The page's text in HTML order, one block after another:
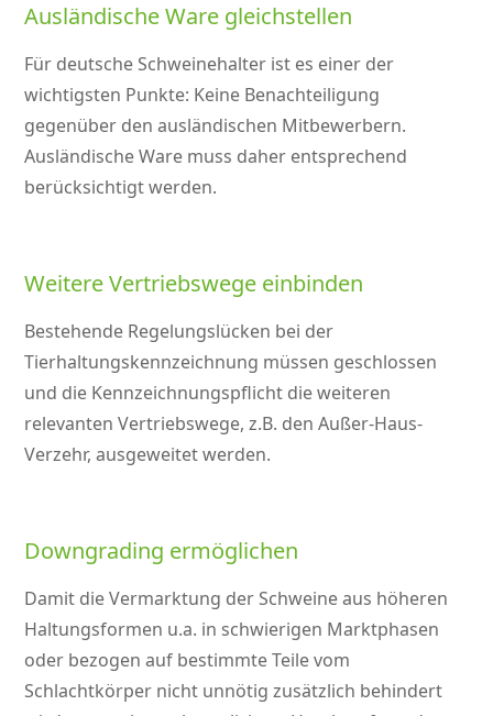
Ausländische Ware gleichstellen
Für deutsche Schweinehalter ist es einer der
wichtigsten Punkte: Keine Benachteiligung
gegenüber den ausländischen Mitbewerbern.
Ausländische Ware muss daher entsprechend
berücksichtigt werden.
Weitere Vertriebswege einbinden
Bestehende Regelungslücken bei der
Tierhaltungskennzeichnung müssen geschlossen
und die Kennzeichnungspflicht die weiteren
relevanten Vertriebswege, z.B. den Außer-Haus-
Verzehr, ausgeweitet werden.
Downgrading ermöglichen
Damit die Vermarktung der Schweine aus höheren
Haltungsformen u.a. in schwierigen Marktphasen
oder bezogen auf bestimmte Teile vom
Schlachtkörper nicht unnötig zusätzlich behindert